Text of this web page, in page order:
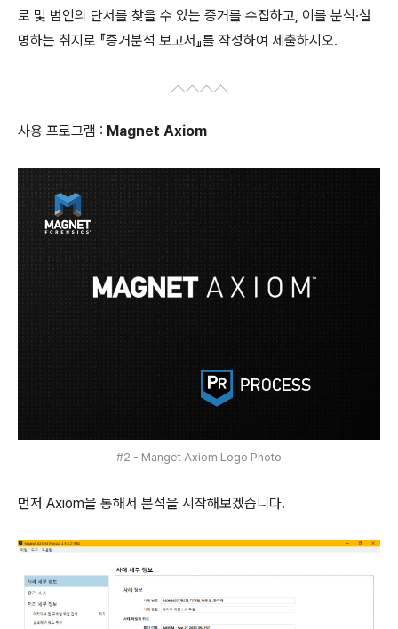
로 및 범인의 단서를 찾을 수 있는 증거를 수집하고, 이를 분석∙설
명하는 취지로 『증거분석 보고서』를 작성하여 제출하시오.
사용 프로그램 : Magnet Axiom
#2 - Manget Axiom Logo Photo
먼저 Axiom을 통해서 분석을 시작해보겠습니다.